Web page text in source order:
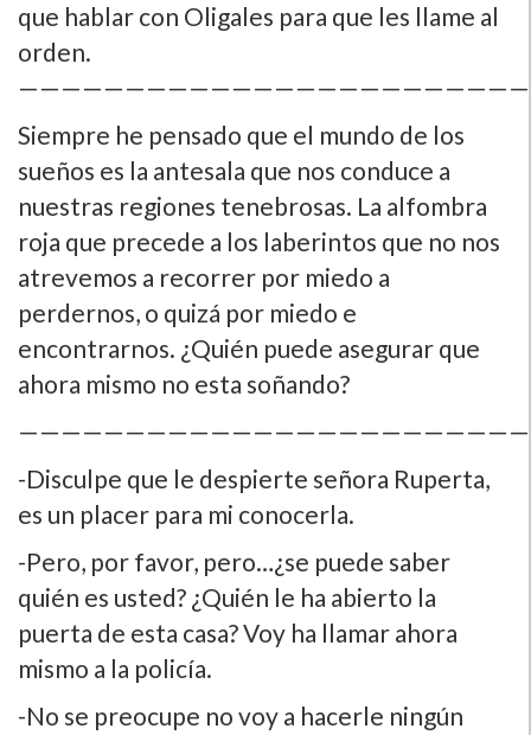
que hablar con Oligales para que les llame al
orden.
Siempre he pensado que el mundo de los
sueños es la antesala que nos conduce a
nuestras regiones tenebrosas. La alfombra
roja que precede a los laberintos que no nos
atrevemos a recorrer por miedo a
perdernos, o quizá por miedo e
encontrarnos. ¿Quién puede asegurar que
ahora mismo no esta soñando?
-Disculpe que le despierte señora Ruperta,
es un placer para mi conocerla.
-Pero, por favor, pero…¿se puede saber
quién es usted? ¿Quién le ha abierto la
puerta de esta casa? Voy ha llamar ahora
mismo a la policí­a.
-No se preocupe no voy a hacerle ningún